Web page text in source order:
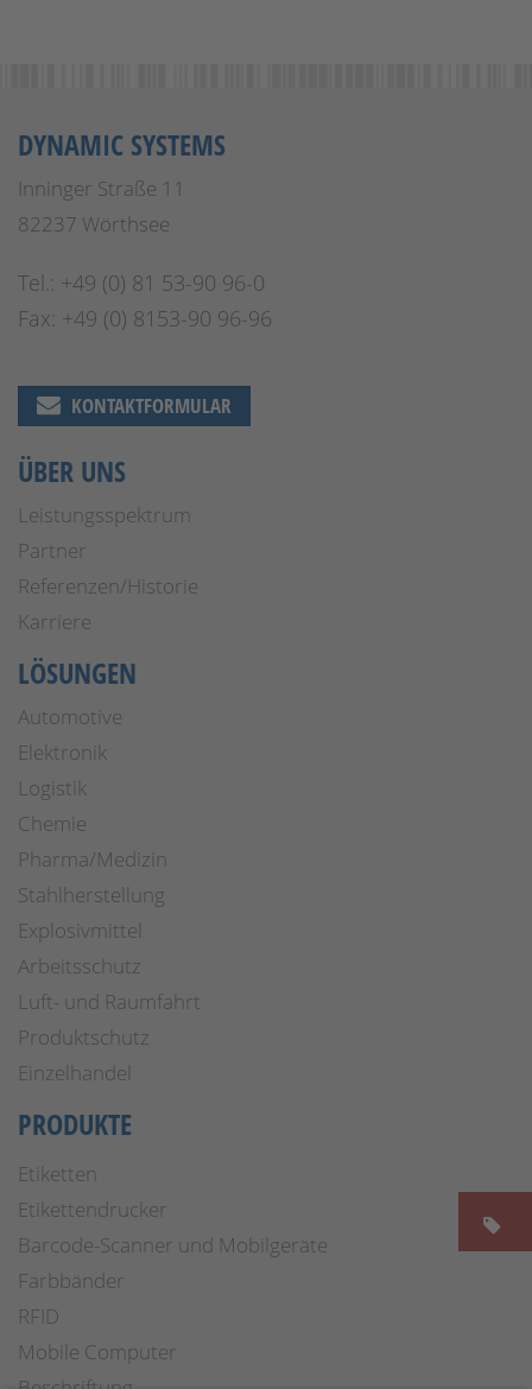
DYNAMIC SYSTEMS
Inninger Straße 11
82237 Wörthsee
Tel.: +49 (0) 81 53-90 96-0
Fax: +49 (0) 8153-90 96-96
KONTAKTFORMULAR
ÜBER UNS
Leistungsspektrum
Partner
Referenzen/Historie
Karriere
LÖSUNGEN
Automotive
Elektronik
Logistik
Chemie
Pharma/Medizin
Stahlherstellung
Explosivmittel
Arbeitsschutz
Luft- und Raumfahrt
Produktschutz
Einzelhandel
PRODUKTE
Etiketten
Etikettendrucker
Barcode-Scanner und Mobilgeräte
Farbbänder
RFID
Mobile Computer